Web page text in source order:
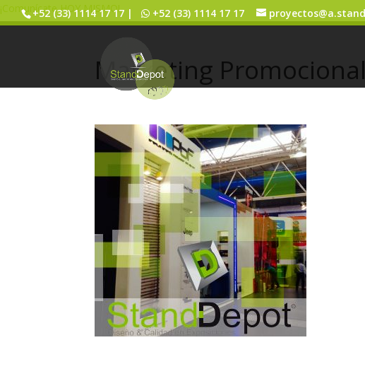
¡Comunícate HOY MISMO!
+52 (33) 1114 17 17 | +52 (33) 1114 17 17
Marketing